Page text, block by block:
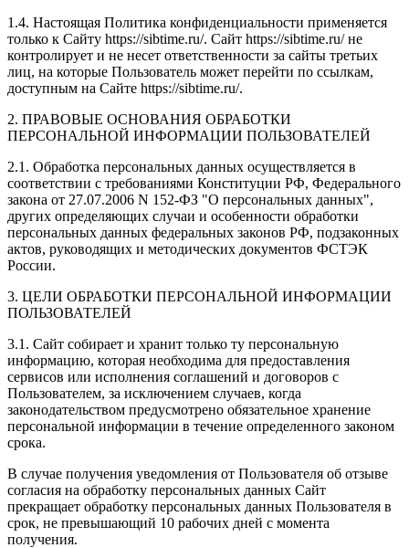
1.4. Настоящая Политика конфиденциальности применяется
только к Сайту https://sibtime.ru/. Сайт https://sibtime.ru/ не
контролирует и не несет ответственности за сайты третьих
лиц, на которые Пользователь может перейти по ссылкам,
доступным на Сайте https://sibtime.ru/.
2. ПРАВОВЫЕ ОСНОВАНИЯ ОБРАБОТКИ
ПЕРСОНАЛЬНОЙ ИНФОРМАЦИИ ПОЛЬЗОВАТЕЛЕЙ
2.1. Обработка персональных данных осуществляется в
соответствии с требованиями Конституции РФ, Федерального
закона от 27.07.2006 N 152-ФЗ "О персональных данных",
других определяющих случаи и особенности обработки
персональных данных федеральных законов РФ, подзаконных
актов, руководящих и методических документов ФСТЭК
России.
3. ЦЕЛИ ОБРАБОТКИ ПЕРСОНАЛЬНОЙ ИНФОРМАЦИИ
ПОЛЬЗОВАТЕЛЕЙ
3.1. Сайт собирает и хранит только ту персональную
информацию, которая необходима для предоставления
сервисов или исполнения соглашений и договоров с
Пользователем, за исключением случаев, когда
законодательством предусмотрено обязательное хранение
персональной информации в течение определенного законом
срока.
В случае получения уведомления от Пользователя об отзыве
согласия на обработку персональных данных Сайт
прекращает обработку персональных данных Пользователя в
срок, не превышающий 10 рабочих дней с момента
получения.